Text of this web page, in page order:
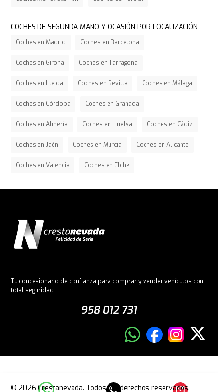
COCHES DE SEGUNDA MANO Y OCASIÓN POR LOCALIZACIÓN
Coches en Madrid Coches en Barcelona
Coches en Girona Coches en Tarragona
Coches en Lleida Coches en Sevilla Coches en Málaga
Coches en Córdoba Coches en Granada
Coches en Almería Coches en Huelva Coches en Cádiz
Coches en Jaén Coches en Murcia Coches en Alicante
Coches en Valencia Coches en Elche
Tu concesionario de confianza para comprar y vender vehículos con
total seguridad.
958 012 731
© 2026 Crestanevada. Todos los derechos reservados.